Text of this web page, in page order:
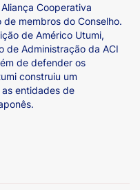
Cooperativa
membros do Conselho.
de Américo Utumi,
de Administração da ACI
de defender os
construiu um
entidades de